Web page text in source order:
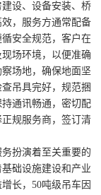
设、设备安装、桥
，服务方通常配备
安全规范，客户在
场环境，以便准确
场地，确保地面坚
吊具完好，规范捆
通讯畅通，密切配
规服务商，签订清
扮演着至关重要的
础设施建设和产业
长，50吨级吊车因